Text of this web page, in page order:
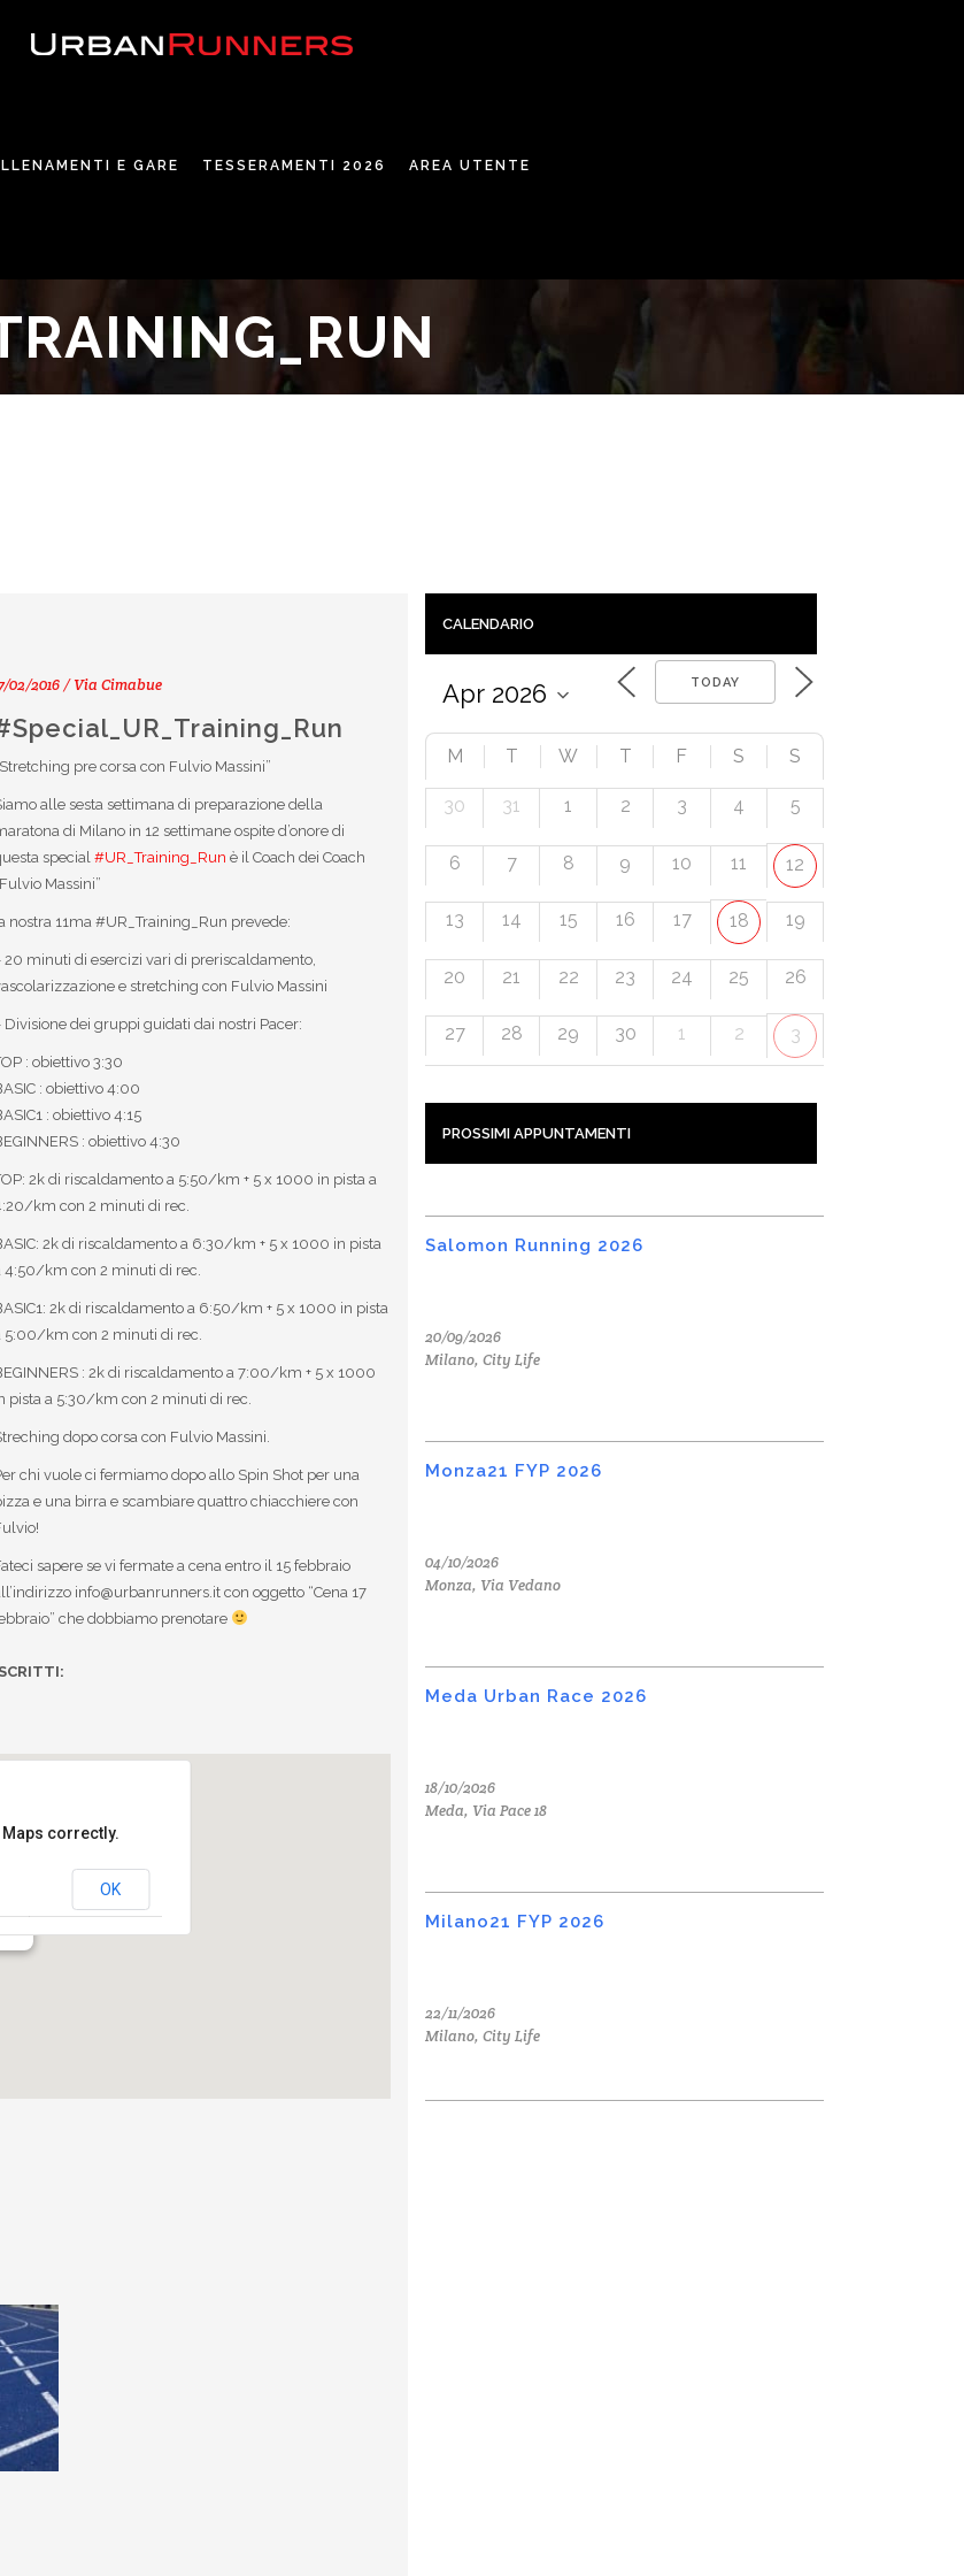
E GARE TESSERAMENTI 2026 AREA UTENTE
02/2016 / Via Cimabue
pre corsa con Fulvio Massini”
alle sesta settimana di preparazione della
di Milano in 12 settimane ospite d’onore di
special#UR_Training_Run è il Coach dei Coach
Massini”
nostra 11ma #UR_Training_Run prevede:
20 minuti di esercizi vari di preriscaldamento,
e stretching con Fulvio Massini
Divisione dei gruppi guidati dai nostri Pacer:
: obiettivo 3:30
: obiettivo 4:00
: obiettivo 4:15
: obiettivo 4:30
2k di riscaldamento a 5:50/km + 5 x 1000 in pista a
km con 2 minuti di rec.
2k di riscaldamento a 6:30/km + 5 x 1000 in pista
4:50/km con 2 minuti di rec.
2k di riscaldamento a 6:50/km + 5 x 1000 in pista
5:00/km con 2 minuti di rec.
: 2k di riscaldamento a 7:00/km + 5 x 1000
pista a 5:30/km con 2 minuti di rec.
dopo corsa con Fulvio Massini.
chi vuole ci fermiamo dopo allo Spin Shot per una
e una birra e scambiare quattro chiacchiere con
sapere se vi fermate a cena entro il 15 febbraio
info@urbanrunners.it con oggetto “Cena 17
che dobbiamo prenotare
correctly.
OK
CALENDARIO
TODAY
M T W T F S S
30 31 1 2 3 4 5
6 7 8 9 10 11 12
13 14 15 16 17 18 19
20 21 22 23 24 25 26
27 28 29 30 1 2 3
PROSSIMI APPUNTAMENTI
Salomon Running 2026
20/09/2026
Milano, City Life
Monza21 FYP 2026
04/10/2026
Monza, Via Vedano
Meda Urban Race 2026
18/10/2026
Meda, Via Pace 18
Milano21 FYP 2026
22/11/2026
Milano, City Life